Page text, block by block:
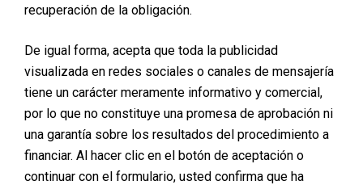
recuperación de la obligación.
De igual forma, acepta que toda la publicidad
visualizada en redes sociales o canales de mensajería
tiene un carácter meramente informativo y comercial,
por lo que no constituye una promesa de aprobación ni
una garantía sobre los resultados del procedimiento a
financiar. Al hacer clic en el botón de aceptación o
continuar con el formulario, usted confirma que ha